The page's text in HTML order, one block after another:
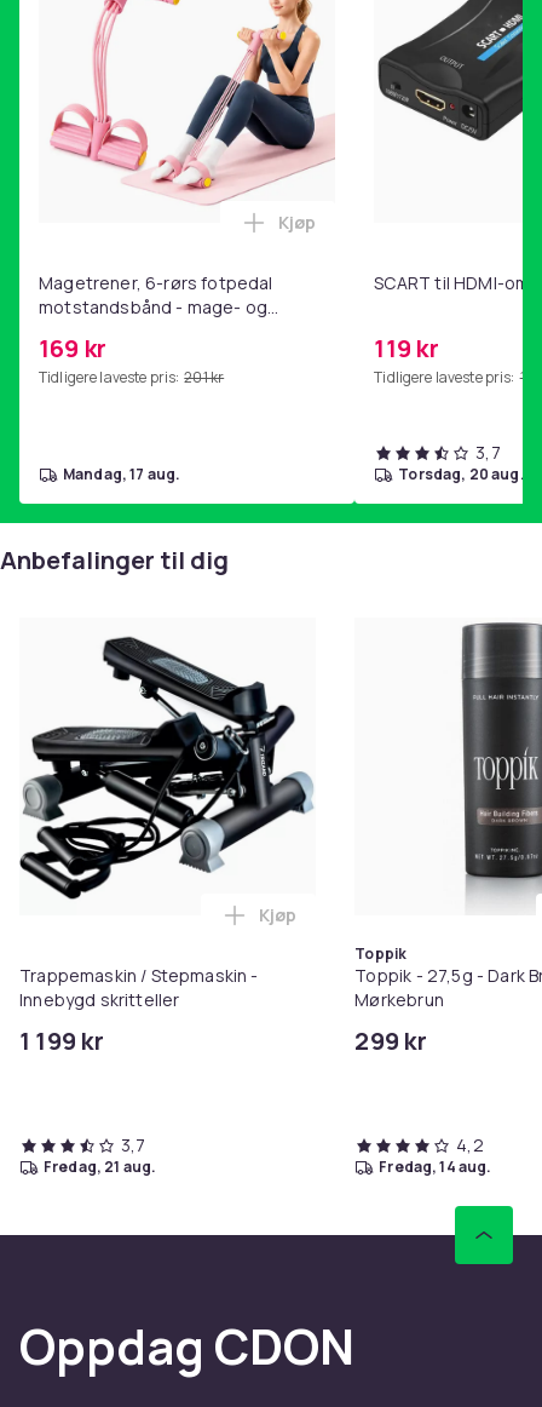
Magetrener, 6-rørs fotpedal
motstandsbånd - mage- og
hjemmegymnastikk Pink
169 kr
Tidligere laveste pris: 201 kr
Legg Magetrener, 6-rørs
Kjøp
mandag, 17 aug.
SCART til HDMI-
119 kr
Tidligere laveste pris:
3,7
torsdag, 20 aug.
Anbefalinger til dig
Trappemaskin / Stepmaskin -
Innebygd skritteller
1 199 kr
Legg Trappemaskin /
Kjøp
3,7
fredag, 21 aug.
Toppik
Toppik - 27,5g - Dark
Mørkebrun
299 kr
4,2
fredag, 14 aug.
Oppdag CDON